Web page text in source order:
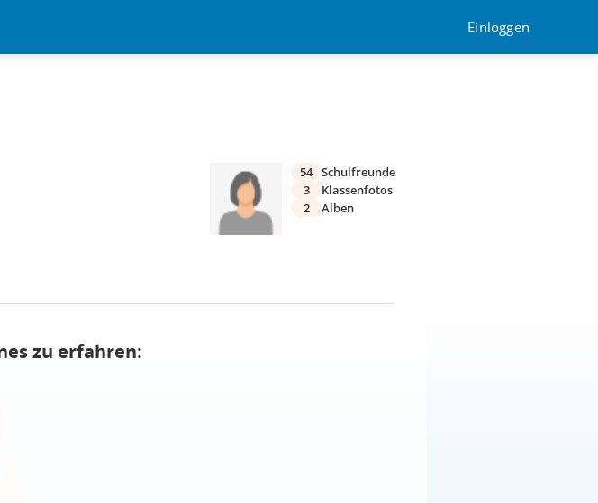
Einloggen
54 Schulfreunde
3
Klassenfotos
2
Alben
zu erfahren: